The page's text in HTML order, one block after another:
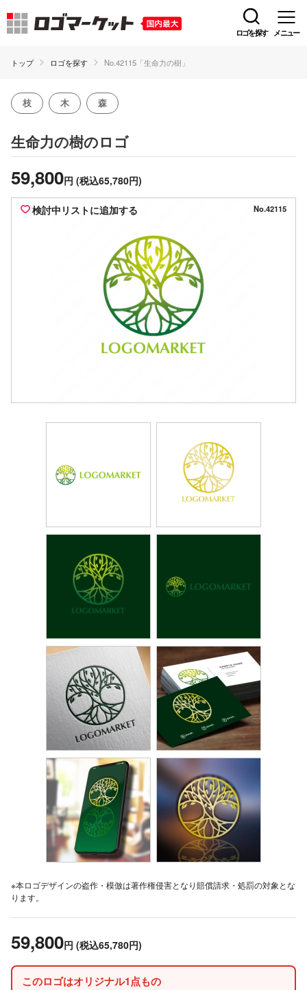
ロゴを探す メニュー
トップ ロゴを探す No.42115「生命力の樹」
枝 木 森
生命力の樹のロゴ
59,800円 (税込65,780円)
検討中リストに追加する No.42115
※本ロゴデザインの盗作・模倣は著作権侵害となり賠償請求・処罰の対象とな
ります。
59,800円 (税込65,780円)
このロゴはオリジナル1点もの